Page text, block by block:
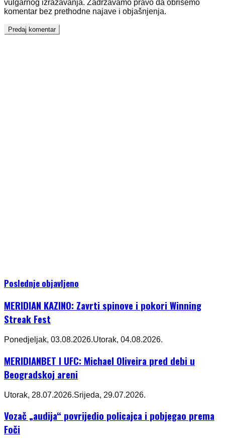
vulgarnog izražavanja. Zadržavamo pravo da obrišemo
komentar bez prethodne najave i objašnjenja.
Poslednje objavljeno
MERIDIAN KAZINO: Zavrti spinove i pokori Winning
Streak Fest
Ponedjeljak, 03.08.2026.Utorak, 04.08.2026.
MERIDIANBET I UFC: Michael Oliveira pred debi u
Beogradskoj areni
Utorak, 28.07.2026.Srijeda, 29.07.2026.
Vozač „audija“ povrijedio policajca i pobjegao prema
Foči